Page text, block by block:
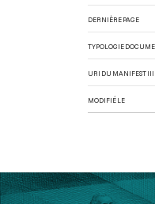
DERNIÈRE PAGE
TYPOLOGIE
URI DU MANIFEST
MODIFIÉ LE